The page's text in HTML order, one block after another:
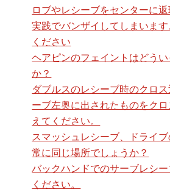
ロブやレシーブをセンターに
実践でバンザイしてしまいま
ください
ヘアピンのフェイントはどう
か？
ダブルスのレシーブ時のクロ
ーブ左奥に出されたものをク
えてください。
スマッシュレシーブ、ドライ
常に同じ場所でしょうか？
バックハンドでのサーブレシ
ください。